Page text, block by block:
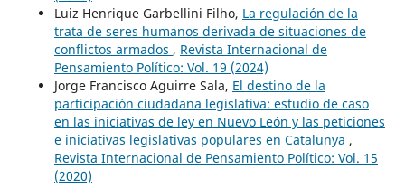
Luiz Henrique Garbellini Filho, La regulación de la
trata de seres humanos derivada de situaciones de
conflictos armados , Revista Internacional de
Pensamiento Político: Vol. 19 (2024)
Jorge Francisco Aguirre Sala, El destino de la
participación ciudadana legislativa: estudio de caso
en las iniciativas de ley en Nuevo León y las peticiones
e iniciativas legislativas populares en Catalunya ,
Revista Internacional de Pensamiento Político: Vol. 15
(2020)